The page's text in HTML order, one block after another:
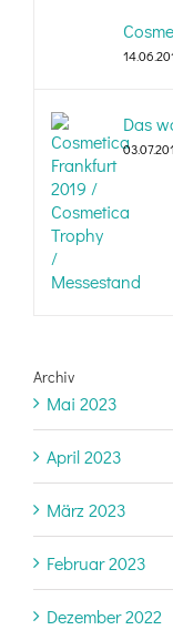
Das
Archiv
Mai 2023
April 2023
März 2023
Februar 2023
Dezember 2022